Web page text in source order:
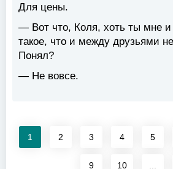
Для цены.
— Вот что, Коля, хоть ты мне и
такое, что и между друзьями
Понял?
— Не вовсе.
1 2 3 4 5
9 10 ...